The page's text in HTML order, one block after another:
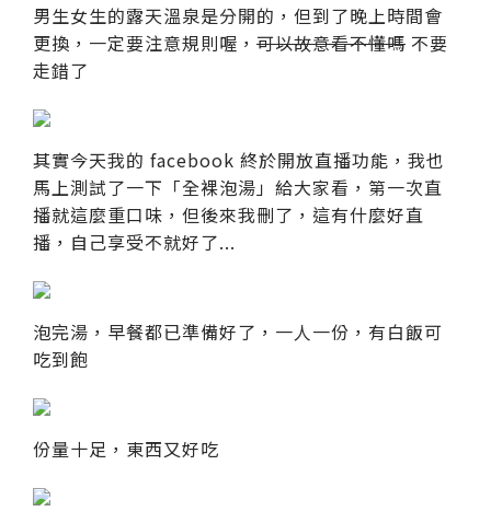
男生女生的露天溫泉是分開的，但到了晚上時間會
更換，一定要注意規則喔， 可以故意看不懂嗎 不要
走錯了
其實今天我的 facebook 終於開放直播功能，我也
馬上測試了一下「全裸泡湯」給大家看，第一次直
播就這麼重口味，但後來我刪了，這有什麼好直
播，自己享受不就好了...
泡完湯，早餐都已準備好了，一人一份，有白飯可
吃到飽
份量十足，東西又好吃